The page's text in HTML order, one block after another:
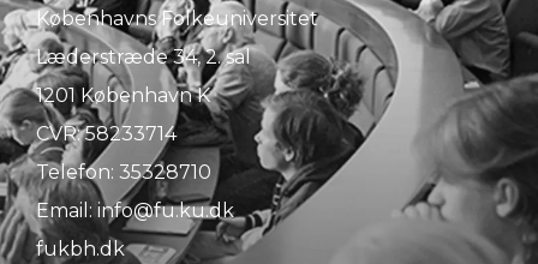
Københavns Folkeuniversitet
Læderstræde 34, 2. sal
1201 København K
CVR: 58233714
Telefon: 35328710
Email: info@fu.ku.dk
fukbh.dk